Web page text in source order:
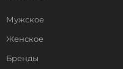
Мужское
Женское
Бренды